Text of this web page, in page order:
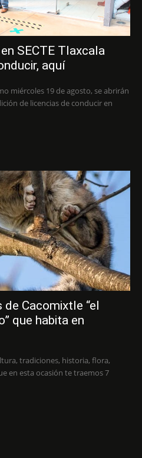
SECTE Tlaxcala
aquí
miércoles 19 de agosto, se abrirán
de licencias de conducir en
Cacomixtle “el
que habita en
tradiciones, historia, flora,
en esta ocasión te traemos 7